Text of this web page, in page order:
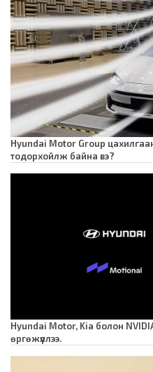
Hyundai Motor Group
тодорхойлж байна вэ?
Hyundai Motor, Kia болон
өргөжүүллээ.